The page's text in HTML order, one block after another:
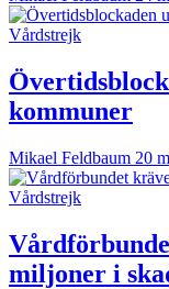
Vårdstrejk
kommuner
Mikael Feldbaum 20
Vårdstrejk
miljoner i